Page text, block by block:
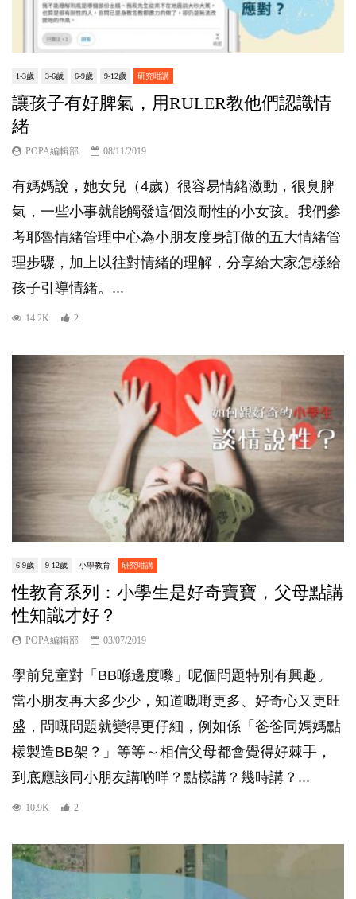
1-3歲 3-6歲 6-9歲 9-12歲 研究咁講
讓孩子有好脾氣，用RULER教他們認識情
緒
POPA編輯部 08/11/2019
有媽媽說，她女兒（4歲）很容易情緒激動，很臭脾
氣，一些小事就能觸發這個沒耐性的小女孩。我們參
考耶魯情緒管理中心為小朋友度身訂做的五大情緒管
理步驟，加上以往對情緒的理解，分享給大家怎樣給
孩子引導情緒。...
14.2K 2
6-9歲 9-12歲 小學教育 研究咁講
性教育系列：小學生是好奇寶寶，父母點講
性知識才好？
POPA編輯部 03/07/2019
學前兒童對「BB喺邊度嚟」呢個問題特別有興趣。
當小朋友再大多少少，知道嘅嘢更多、好奇心又更旺
盛，問嘅問題就變得更仔細，例如係「爸爸同媽媽點
樣製造BB架？」等等～相信父母都會覺得好棘手，
到底應該同小朋友講啲咩？點樣講？幾時講？...
10.9K 2